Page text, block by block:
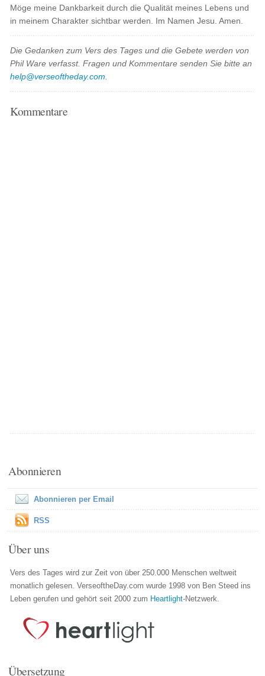
Möge meine Dankbarkeit durch die Qualität meines Lebens und
in meinem Charakter sichtbar werden. Im Namen Jesu. Amen.
Die Gedanken zum Vers des Tages und die Gebete werden von
Phil Ware verfasst. Fragen und Kommentare senden Sie bitte an
help@verseoftheday.com
Kommentare
Abonnieren
Abonnieren per Email
RSS
Über uns
Vers des Tages wird zur Zeit von über 250.000 Menschen weltweit
monatlich gelesen. VerseoftheDay.com wurde 1998 von Ben Steed ins
Leben gerufen und gehört seit 2000 zum Heartlight-Netzwerk.
Übersetzung